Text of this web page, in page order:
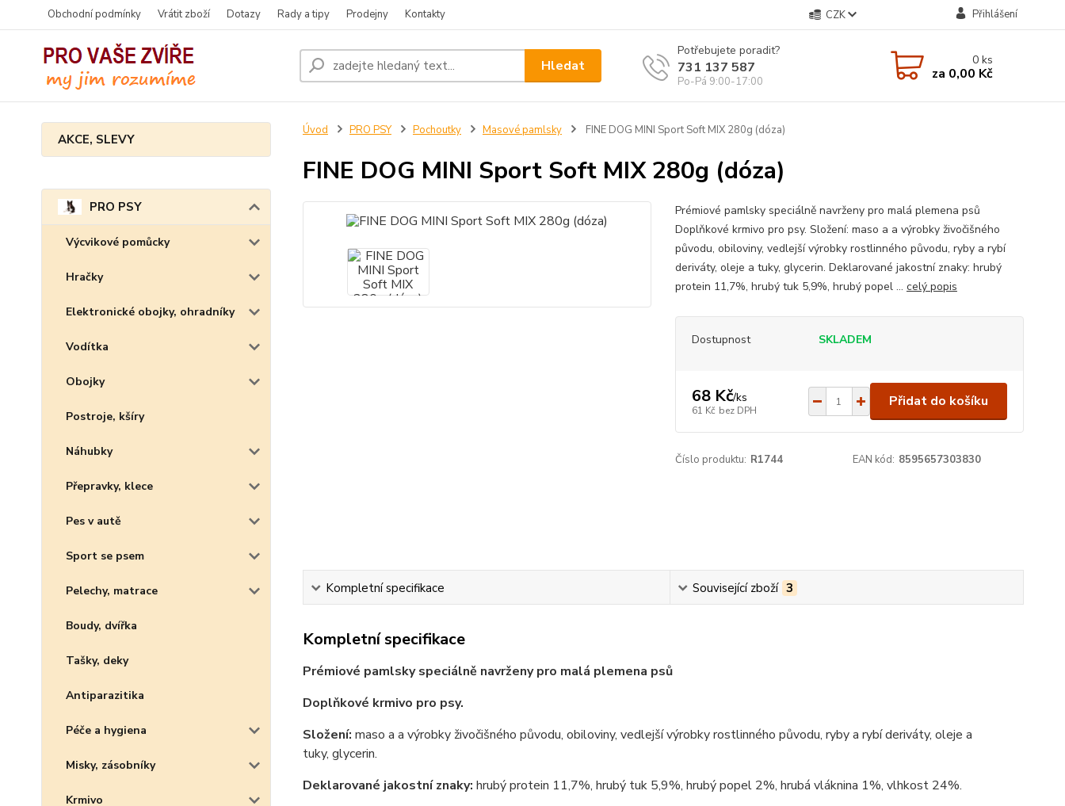
Obchodní podmínky Vrátit zboží Dotazy Rady a tipy Prodejny Kontakty CZK Přihlášení
Hledat
Potřebujete poradit?
731 137 587
Po-Pá 9:00-17:00
0ks
za 0,00 Kč
AKCE, SLEVY
PRO PSY
Výcvikové pomůcky
Hračky
Elektronické obojky, ohradníky
Vodítka
Obojky
Postroje, kšíry
Náhubky
Přepravky, klece
Pes v autě
Sport se psem
Pelechy, matrace
Boudy, dvířka
Tašky, deky
Antiparazitika
Péče a hygiena
Misky, zásobníky
Krmivo
Úvod PRO PSY Pochoutky Masové pamlsky FINE DOG MINI Sport Soft MIX 280g (dóza)
FINE DOG MINI Sport Soft MIX 280g (dóza)
Prémiové pamlsky speciálně navrženy pro malá plemena psů
Doplňkové krmivo pro psy. Složení: maso a a výrobky živočišného
původu, obiloviny, vedlejší výrobky rostlinného původu, ryby a rybí
deriváty, oleje a tuky, glycerin. Deklarované jakostní znaky: hrubý
protein 11,7%, hrubý tuk 5,9%, hrubý popel ... celý popis
Dostupnost SKLADEM
68 Kč/ks
61 Kč bez DPH
Přidat do košíku
Číslo produktu: R1744 EAN kód: 8595657303830
Kompletní specifikace Související zboží 3
Kompletní specifikace
Prémiové pamlsky speciálně navrženy pro malá plemena psů
Doplňkové krmivo pro psy.
Složení: maso a a výrobky živočišného původu, obiloviny, vedlejší výrobky rostlinného původu, ryby a rybí deriváty, oleje a
tuky, glycerin.
Deklarované jakostní znaky: hrubý protein 11,7%, hrubý tuk 5,9%, hrubý popel 2%, hrubá vláknina 1%, vlhkost 24%.